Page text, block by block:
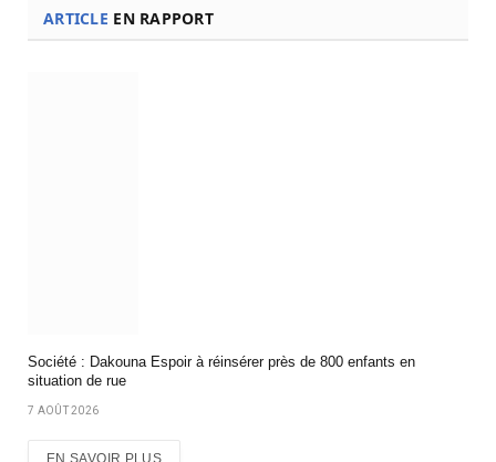
ARTICLE EN RAPPORT
Société : Dakouna Espoir à réinsérer près de 800 enfants en
situation de rue
7 AOÛT 2026
EN SAVOIR PLUS